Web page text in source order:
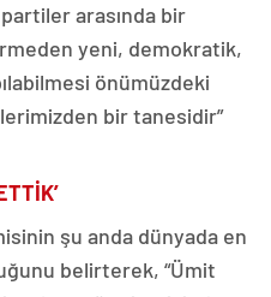
arasında bir
yeni, demokratik,
önümüzdeki
bir tanesidir”
şu anda dünyada en
belirterek, “Ümit